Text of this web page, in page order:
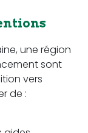
une région
sont
vers
de :